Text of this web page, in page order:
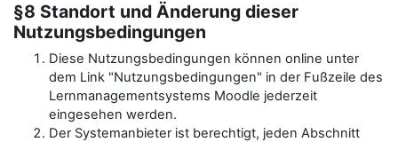
§8 Standort und Änderung dieser
Nutzungsbedingungen
Diese Nutzungsbedingungen können online unter
dem Link "Nutzungsbedingungen" in der Fußzeile des
Lernmanagementsystems Moodle jederzeit
eingesehen werden.
Der Systemanbieter ist berechtigt, jeden Abschnitt